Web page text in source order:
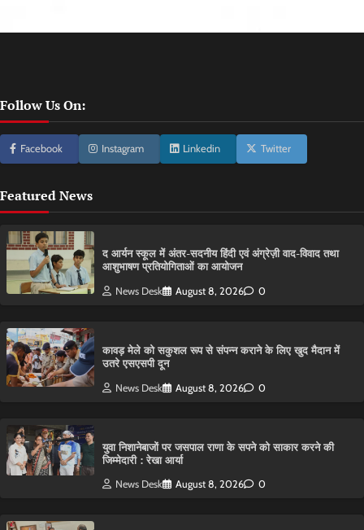
Follow Us On:
Facebook Instagram Linkedin Twitter
Featured News
द आर्यन स्कूल में अंतर-सदनीय हिंदी एवं अंग्रेज़ी वाद-विवाद तथा
आशुभाषण प्रतियोगिताओं का आयोजन
News Desk August 8, 2026 0
कावड़ मेले को सकुशल रूप से संपन्न कराने के लिए खुद मैदान में
उतरे एसएसपी दून
News Desk August 8, 2026 0
युवा निशानेबाजों पर जसपाल राणा के सपने को साकार करने की
जिम्मेदारी : रेखा आर्या
News Desk August 8, 2026 0